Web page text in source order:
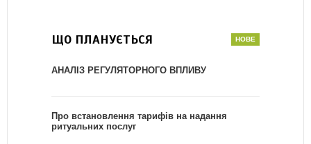
ЩО ПЛАНУЄТЬСЯ
АНАЛІЗ РЕГУЛЯТОРНОГО ВПЛИВУ
Про встановлення тарифів на надання
ритуальних послуг